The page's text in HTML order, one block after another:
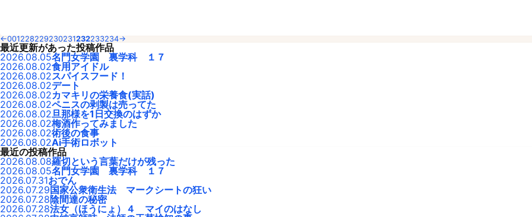
←001228229230231232233234→
最近更新があった投稿作品
2026.08.05名門女学園 裏学科 １７
2026.08.02食用アイドル
2026.08.02スパイスフード！
2026.08.02デート
2026.08.02カマキリの栄養食(実話)
2026.08.02ペニスの剥製は売ってた
2026.08.02旦那様を1日交換のはずか
2026.08.02梅酒作ってみました
2026.08.02術後の食事
2026.08.02Ai手術ロボット
最近の投稿作品
2026.08.08羅切という言葉だけが残った
2026.08.05名門女学園 裏学科 １７
2026.07.31おでん
2026.07.29国家公衆衛生法 マークシートの狂い
2026.07.28陰間達の秘密
2026.07.28法女（ほうにょ）４ マイのはなし